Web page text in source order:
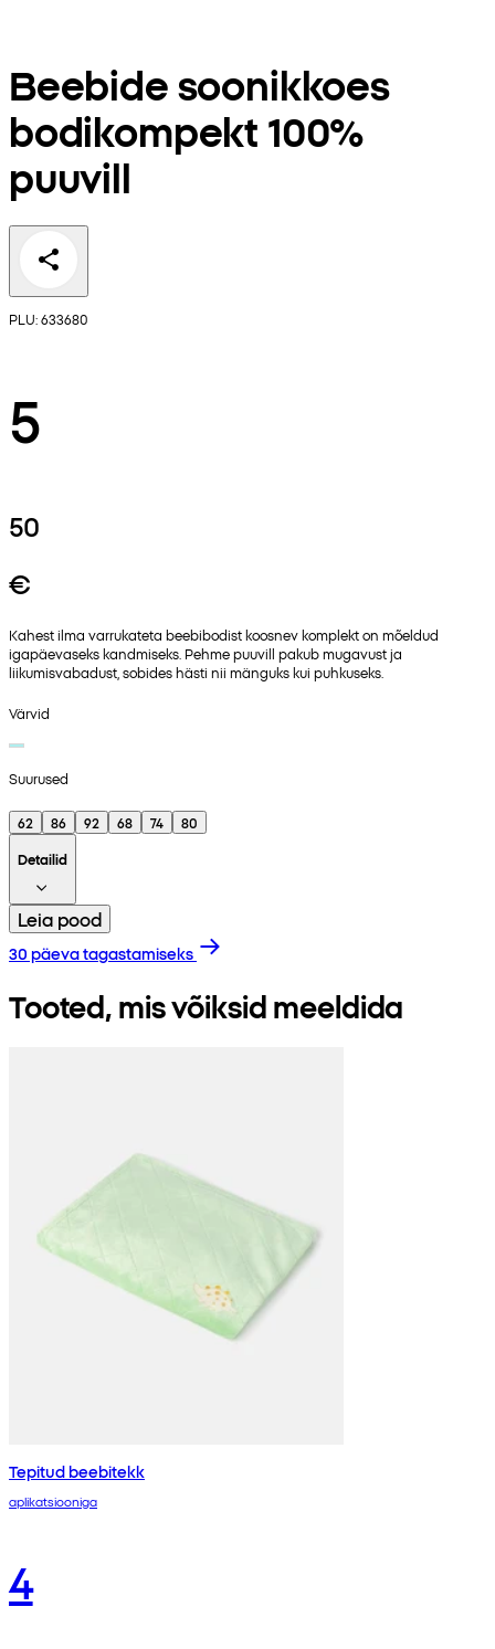
Beebide soonikkoes
bodikompekt 100%
puuvill
PLU: 633680
5
50
€
Kahest ilma varrukateta beebibodist koosnev komplekt on mõeldud
igapäevaseks kandmiseks. Pehme puuvill pakub mugavust ja
liikumisvabadust, sobides hästi nii mänguks kui puhkuseks.
Värvid
Suurused
62 86 92 68 74
80
Detailid
Leia pood
30 päeva tagastamiseks
Tooted, mis võiksid meeldida
Tepitud beebitekk
aplikatsiooniga
4